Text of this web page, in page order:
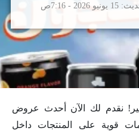
15 يونيو 2026 - 7:16ص
نقدم لك الآن أحدث عروض
قوية على المنتجات داخل